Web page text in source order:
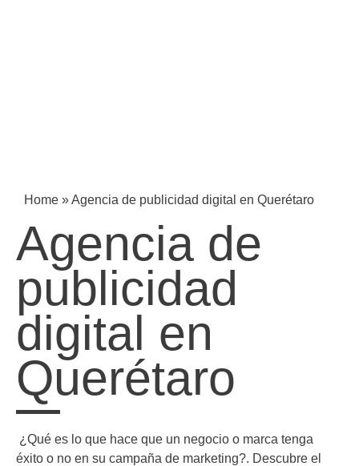
Home »Agencia de publicidad digital en Querétaro
Agencia de
publicidad
digital en
Querétaro
¿Qué es lo que hace que un negocio o marca tenga
éxito o no en su campaña de marketing?. Descubre el